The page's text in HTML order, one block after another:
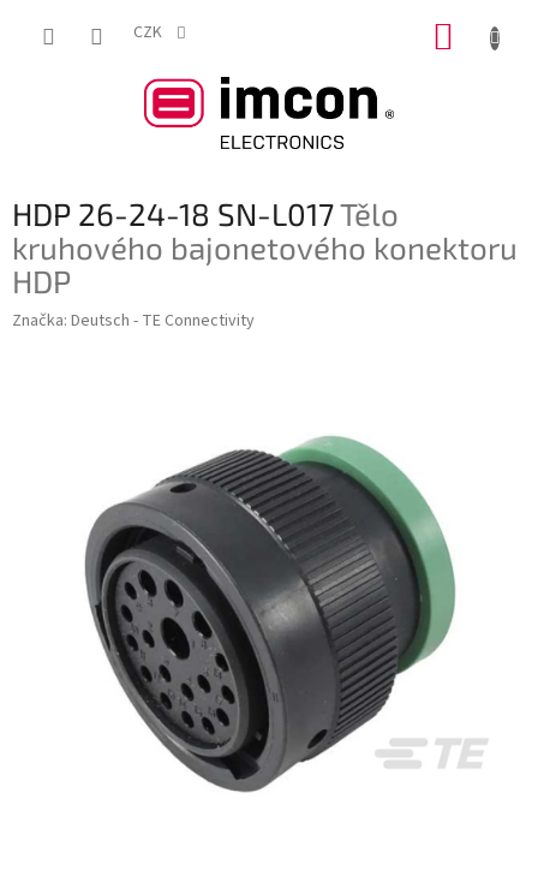
CZK
HDP 26-24-18 SN-L017Tělo
kruhového bajonetového konektoru
HDP
Značka: Deutsch - TE Connectivity